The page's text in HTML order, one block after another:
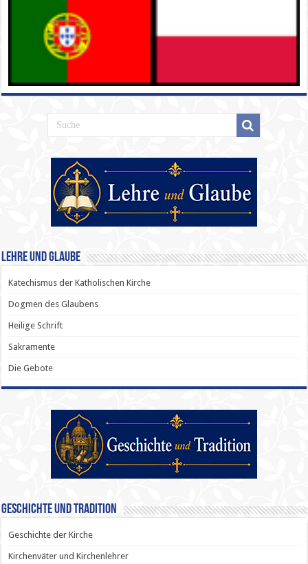
Lehre und Glaube
Katechismus der Katholischen Kirche
Dogmen des Glaubens
Heilige Schrift
Sakramente
Die Gebote
Geschichte und Tradition
Geschichte der Kirche
Kirchenväter und Kirchenlehrer